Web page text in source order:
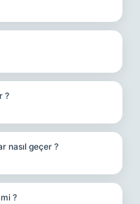
?
nasıl geçer ?
?